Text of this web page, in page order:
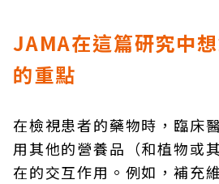
JAMA在這篇研究中
的重點
在檢視患者的藥物時，臨床
用其他的營養品（和植物或
在的交互作用。例如，補充